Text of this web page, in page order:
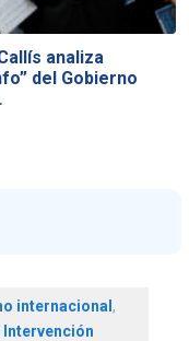
analiza
del Gobierno
internacional ,
Intervención